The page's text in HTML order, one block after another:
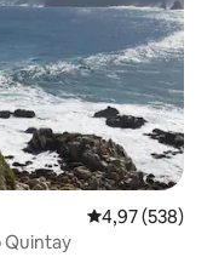
Gemiddelde
4,97 (538)
Quintay